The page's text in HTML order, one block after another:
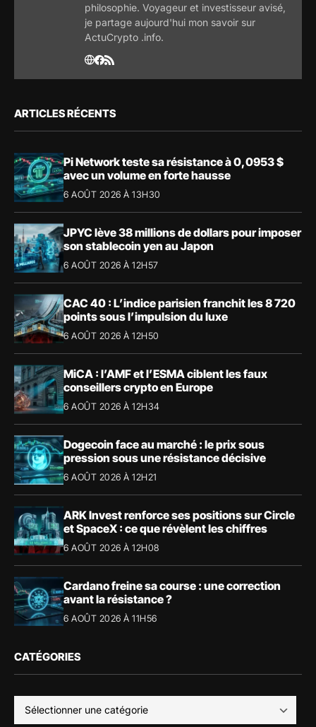
philosophie. Voyageur et investisseur avisé,
je partage aujourd'hui mon savoir sur
ActuCrypto .info.
ARTICLES RÉCENTS
Pi Network teste sa résistance à 0,0953 $
avec un volume en forte hausse
6 AOÛT 2026 À 13H30
JPYC lève 38 millions de dollars pour imposer
son stablecoin yen au Japon
6 AOÛT 2026 À 12H57
CAC 40 : L’indice parisien franchit les 8 720
points sous l’impulsion du luxe
6 AOÛT 2026 À 12H50
MiCA : l’AMF et l’ESMA ciblent les faux
conseillers crypto en Europe
6 AOÛT 2026 À 12H34
Dogecoin face au marché : le prix sous
pression sous une résistance décisive
6 AOÛT 2026 À 12H21
ARK Invest renforce ses positions sur Circle
et SpaceX : ce que révèlent les chiffres
6 AOÛT 2026 À 12H08
Cardano freine sa course : une correction
avant la résistance ?
6 AOÛT 2026 À 11H56
CATÉGORIES